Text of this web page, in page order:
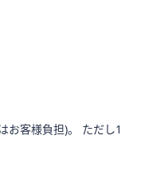
お客様負担)。 ただし1